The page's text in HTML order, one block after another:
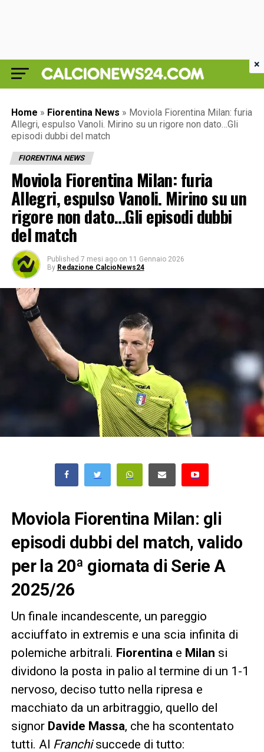
Home » Fiorentina News » Moviola Fiorentina Milan: furia
Allegri, espulso Vanoli. Mirino su un rigore non dato…Gli
episodi dubbi del match
FIORENTINA NEWS
Moviola Fiorentina Milan: furia
Allegri, espulso Vanoli. Mirino su un
rigore non dato…Gli episodi dubbi
del match
Published 7 mesi ago on 11 Gennaio 2026
By Redazione CalcioNews24
Moviola Fiorentina Milan: gli
episodi dubbi del match, valido
per la 20ª giornata di Serie A
2025/26
Un finale incandescente, un pareggio
acciuffato in extremis e una scia infinita di
polemiche arbitrali. Fiorentina e Milan si
dividono la posta in palio al termine di un 1-1
nervoso, deciso tutto nella ripresa e
macchiato da un arbitraggio, quello del
signor Davide Massa, che ha scontentato
tutti. Al Franchisuccede di tutto:
×